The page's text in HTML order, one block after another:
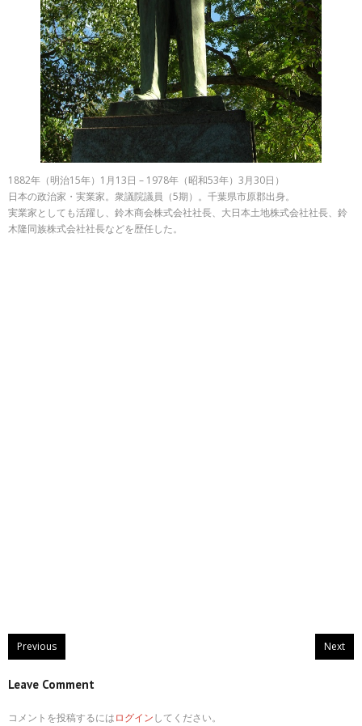
1882年（明治15年）1月13日 – 1978年（昭和53年）3月30日）
日本の政治家・実業家。衆議院議員（5期）。千葉県市原郡出身。
実業家としても活躍し、鈴木商会株式会社社長、大日本土地株式会社社長、鈴
木隆同族株式会社社長などを歴任した。
Previous Next
Leave Comment
コメントを投稿するにはログインしてください。